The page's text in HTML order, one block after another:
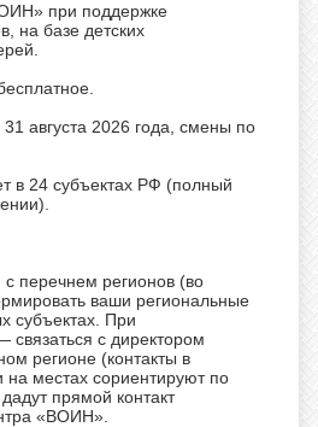
при поддержке
на базе детских
августа 2026 года, смены по
в 24 субъектах РФ (полный
перечнем регионов (во
ваши региональные
субъектах. При
связаться с директором
регионе (контакты в
на местах сориентируют по
прямой контакт
«ВОИН».